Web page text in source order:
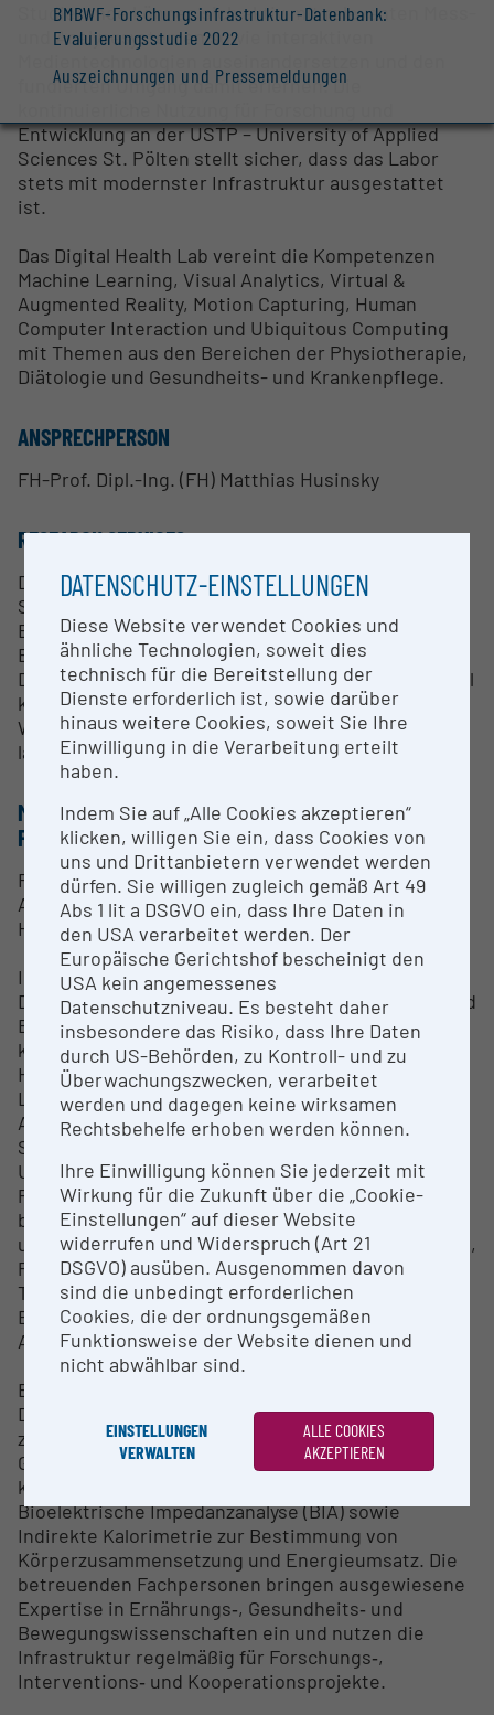
BMBWF-Forschungsinfrastruktur-Datenbank:
Evaluierungsstudie 2022
Auszeichnungen und Pressemeldungen
Studierende können sich aktiv mit relevanten Mess-
und Analysesystemen sowie interaktiven
fundierten Umgang damit erlernen. Die
Entwicklung an der USTP – University of Applied
Sciences St. Pölten stellt sicher, dass das Labor
stets mit modernster Infrastruktur ausgestattet
ist.
Das Digital Health Lab vereint die Kompetenzen
Machine Learning, Visual Analytics, Virtual &
Augmented Reality, Motion Capturing, Human
Computer Interaction und Ubiquitous Computing
mit Themen aus den Bereichen der Physiotherapie,
Diätologie und Gesundheits- und Krankenpflege.
ANSPRECHPERSON
FH-Prof. Dipl.-Ing. (FH) Matthias Husinsky
RESEARCH SERVICES
Das Labor bietet die nötigen organisatorischen
Strukturen, um einen Transfer von F&E
Entwicklungen in die Wirtschaft zu ermöglichen (z.
B. in die Start-up-Szene). Es dient so als
Drehscheibe und Innovationsträger für eine Vielzahl
klinischer Betriebe und industrieller
Wirtschaftspartner und soll so innovative Projekte
langfristig in Österreich vorantreiben.
METHODEN & EXPERTISE ZUR
FORSCHUNGSINFRASTRUKTUR
Folgende Labore und damit
Ausstattungsschwerpunkte sind Teil des Digital
Health Lab:
Interaction Lab – Methoden & Expertise
Das Interaction Lab unterstützt die Entwicklung und
Evaluation interaktiver, immersiver und
kontextsensitiver Systeme in den Bereichen
Human‑Computer Interaction, Ambient Assisted
Living und pervasive Technologien. Mithilfe von
AR/VR‑Systemen, Raumerfassung, 3D‑Scanning,
Sensorik und IoT werden reale und virtuelle
Umgebungen kombiniert und nutzerzentrierte
Prototypen entwickelt und getestet. Die
betreuenden Expert:innen verfügen über
umfangreiche Erfahrung in angewandter Forschung,
Prototyping und Evaluierung interaktiver
Technologien und begleiten Forschungs‑ und
Entwicklungsprojekte bis zur Demonstrations‑ bzw.
Anwendungsebene.
Body Composition Lab – Methoden & Expertise
Das Body Composition Lab bietet präzise Methoden
zur Analyse des humanen Ernährungs‑,
Gesundheits‑ und Energiestatus. Zum Einsatz
kommen anthropometrische Messungen,
Bioelektrische Impedanzanalyse (BIA) sowie
Indirekte Kalorimetrie zur Bestimmung von
Körperzusammensetzung und Energieumsatz. Die
betreuenden Fachpersonen bringen ausgewiesene
Expertise in Ernährungs‑, Gesundheits‑ und
Bewegungswissenschaften ein und nutzen die
Infrastruktur regelmäßig für Forschungs‑,
Interventions‑ und Kooperationsprojekte.
DATENSCHUTZ-EINSTELLUNGEN
Diese Website verwendet Cookies und
ähnliche Technologien, soweit dies
technisch für die Bereitstellung der
Dienste erforderlich ist, sowie darüber
hinaus weitere Cookies, soweit Sie Ihre
Einwilligung in die Verarbeitung erteilt
haben.
Indem Sie auf „Alle Cookies akzeptieren“
klicken, willigen Sie ein, dass Cookies von
uns und Drittanbietern verwendet werden
dürfen. Sie willigen zugleich gemäß Art 49
Abs 1 lit a DSGVO ein, dass Ihre Daten in
den USA verarbeitet werden. Der
Europäische Gerichtshof bescheinigt den
USA kein angemessenes
Datenschutzniveau. Es besteht daher
insbesondere das Risiko, dass Ihre Daten
durch US-Behörden, zu Kontroll- und zu
Überwachungszwecken, verarbeitet
werden und dagegen keine wirksamen
Rechtsbehelfe erhoben werden können.
Ihre Einwilligung können Sie jederzeit mit
Wirkung für die Zukunft über die „Cookie-
Einstellungen“ auf dieser Website
widerrufen und Widerspruch (Art 21
DSGVO) ausüben. Ausgenommen davon
sind die unbedingt erforderlichen
Cookies, die der ordnungsgemäßen
Funktionsweise der Website dienen und
nicht abwählbar sind.
EINSTELLUNGEN
VERWALTEN
ALLE COOKIES
AKZEPTIEREN